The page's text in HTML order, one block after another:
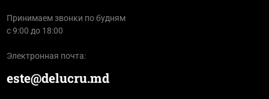
Принимаем звонки по будням
с 9:00 до 18:00
Электронная почта:
este@delucru.md